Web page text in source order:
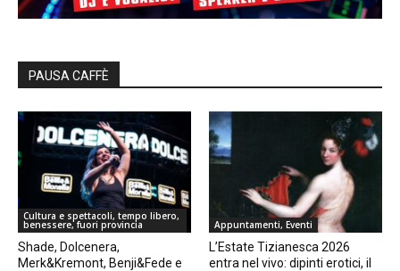
PAUSA CAFFÈ
Cultura e spettacoli, tempo libero,
benessere, fuori provincia
Shade, Dolcenera,
Merk&Kremont, Benji&Fede e
Appuntamenti, Eventi
L’Estate Tizianesca 2026
entra nel vivo: dipinti erotici, il